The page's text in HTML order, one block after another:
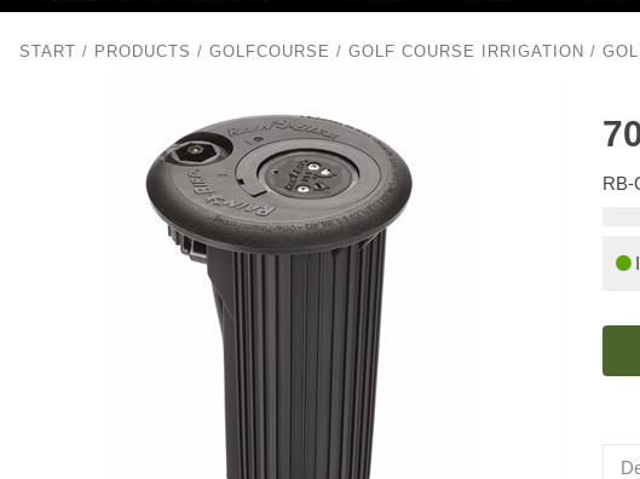
START / PRODUCTS / GOLFCOURSE / GOLF COURSE IRRIGATION /
RB-